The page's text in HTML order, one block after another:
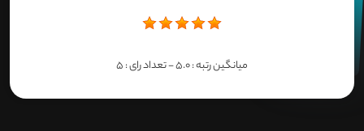
میانگین رتبه :5.0- تعداد رای :5